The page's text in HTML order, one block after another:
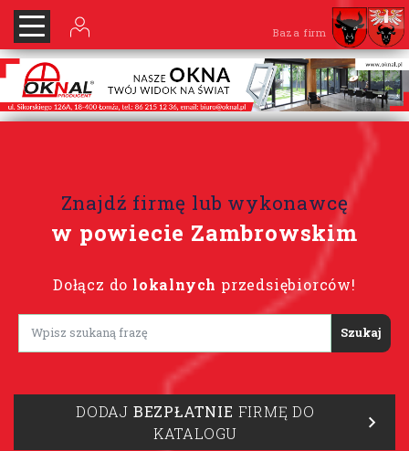
Baza firm
Znajdź firmę lub wykonawcę
w powiecie Zambrowskim
Dołącz do lokalnych przedsiębiorców!
Lorem ipsum
DODAJ BEZPŁATNIE FIRMĘ DO
KATALOGU